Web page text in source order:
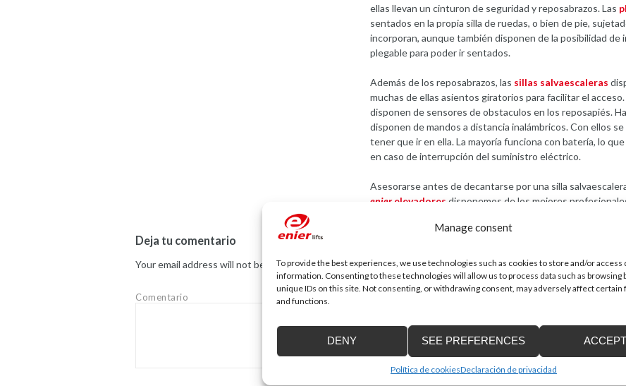
Manage consent
To provide the best experiences, we use technologies such as cookies to store and/or access
information. Consenting to these technologies will allow us to process data such as browsing
unique IDs on this site. Not consenting, or withdrawing consent, may adversely affect certain
and functions.
ACCEPT
DENY SEE PREFERENCES
Política de cookiesDeclaración de privacidad
ellas llevan un cinturon de seguridad y reposabrazos. Las
sentados en la propia silla de ruedas, o bien de pie,
incorporan, aunque también disponen de la posibilidad
plegable para poder ir sentados.
Además de los reposabrazos, las sillas salvaescaleras
muchas de ellas asientos giratorios para facilitar el
disponen de sensores de obstaculos en los reposapiés.
disponen de mandos a distancia inalámbricos. Con ellos
tener que ir en ella. La mayoría funciona con batería, lo
en caso de interrupción del suministro eléctrico.
Asesorarse antes de decantarse por una silla
enierelevadores disponemos de los mejores
Deja tu comentario
Your email address will not be published.Required fields are marked*
Comentario